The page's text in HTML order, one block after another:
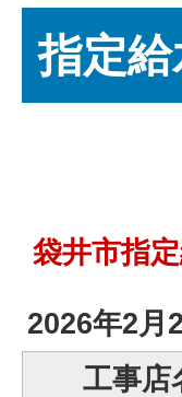
指定
袋井市指
2026年2月
工事店